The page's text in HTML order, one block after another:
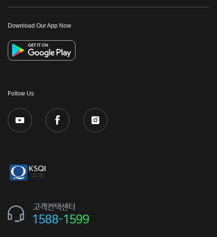
Download Our App Now
Follow Us